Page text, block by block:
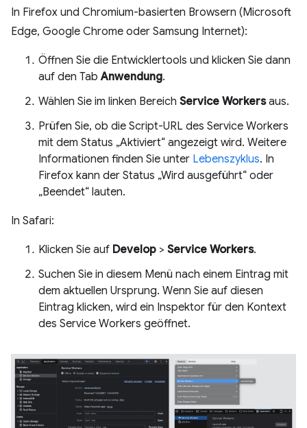
In Firefox und Chromium-basierten Browsern (Microsoft
Edge, Google Chrome oder Samsung Internet):
Öffnen Sie die Entwicklertools und klicken Sie dann
auf den TabAnwendung.
Wählen Sie im linken Bereich Service Workersaus.
Prüfen Sie, ob die Script-URL des Service Workers
mit dem Status „Aktiviert“ angezeigt wird. Weitere
Informationen finden Sie unter Lebenszyklus. In
Firefox kann der Status „Wird ausgeführt“ oder
„Beendet“ lauten.
In Safari:
Klicken Sie auf Develop > Service Workers.
Suchen Sie in diesem Menü nach einem Eintrag mit
dem aktuellen Ursprung. Wenn Sie auf diesen
Eintrag klicken, wird ein Inspektor für den Kontext
des Service Workers geöffnet.